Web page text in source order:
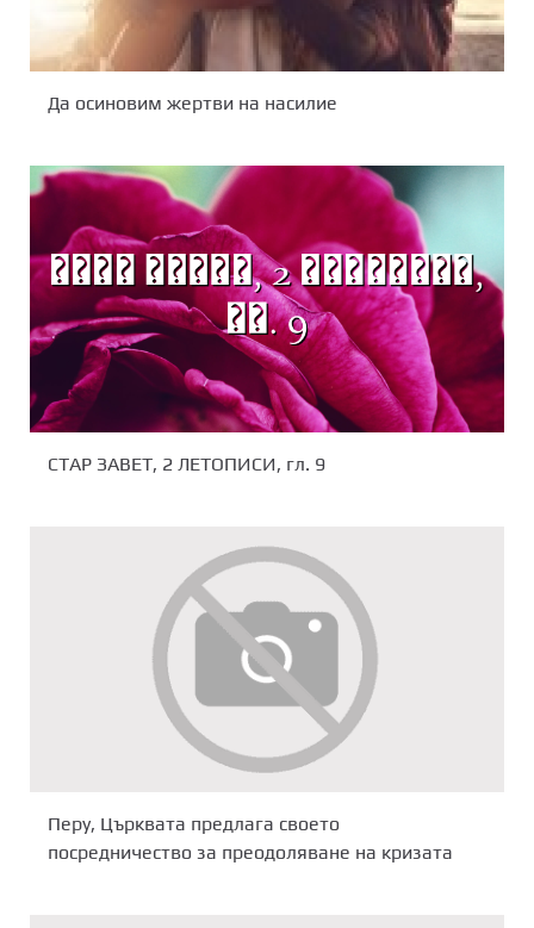
Да осиновим жертви на насилие
СТАР ЗАВЕТ, 2 ЛЕТОПИСИ, гл. 9
Перу, Църквата предлага своето
посредничество за преодоляване на кризата